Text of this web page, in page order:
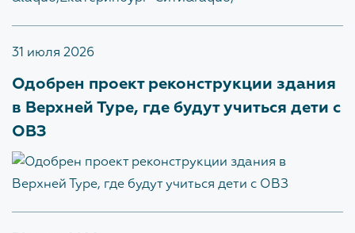
ОХРАНА ТРУДА
ПОЛИТИКА В ОТНОШЕНИИ
ОБРАБОТКИ ПЕРСОНАЛЬНЫХ
ДАННЫХ
31 июля 2026
Одобрен проект реконструкции здания
в Верхней Туре, где будут учиться дети с
ОВЗ